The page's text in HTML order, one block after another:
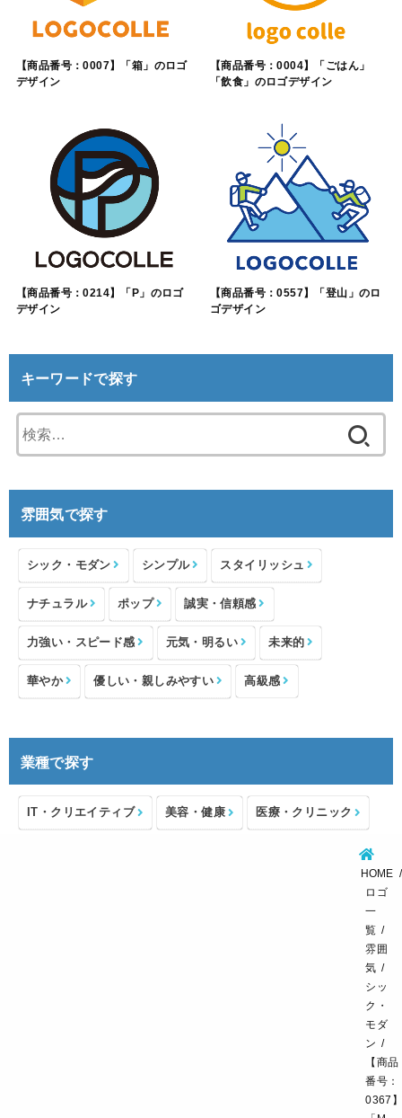
【商品番号：0007】「箱」のロゴ
デザイン
【商品番号：0004】「ごはん」
「飲食」のロゴデザイン
【商品番号：0214】「P」のロゴ
デザイン
【商品番号：0557】「登山」のロ
ゴデザイン
キーワードで探す
索:
雰囲気で探す
シック・モダン シンプル スタイリッシュ
ナチュラル ポップ 誠実・信頼感
力強い・スピード感 元気・明るい 未来的
華やか 優しい・親しみやすい 高級感
業種で探す
IT・クリエイティブ 美容・健康 医療・クリニック
HOME
ロゴ
一
覧
雰囲
気
シッ
ク・
モダ
ン
【商品
番号：
0367】